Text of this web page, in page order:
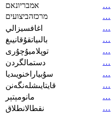
אמבריונאם
…
מרכזהביצועים
…
اغافسيزالي
…
بالىياتقۇقانيىغ
…
توپلاميۇچۇرى
…
دستمالگردن
…
سۇبياراخنويىديا
…
قايتايىشلەنگەنن
…
مانومېتېر
…
نقطالانطلاق
…